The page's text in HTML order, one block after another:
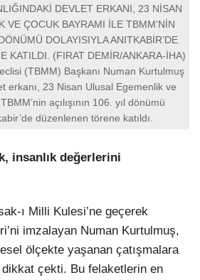
DEVLET ERKANI, 23 NİSAN
VE ÇOCUK BAYRAMI İLE TBMM’NİN
DOLAYISIYLA ANITKABİR’DE
KATILDI. (FIRAT DEMİR/ANKARA-İHA)
(TBMM) Başkanı Numan Kurtulmuş
erkanı, 23 Nisan Ulusal Egemenlik ve
açılışının 106. yıl dönümü
düzenlenen törene katıldı.
insanlık değerlerini
ı Milli Kulesi’ne geçerek
imzalayan Numan Kurtulmuş,
ölçekte yaşanan çatışmalara
çekti. Bu felaketlerin en